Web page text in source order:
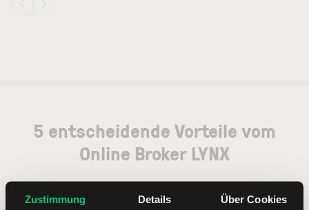
Zustimmung Details Über Cookies
5 entscheidende Vorteile vom
Online Broker LYNX